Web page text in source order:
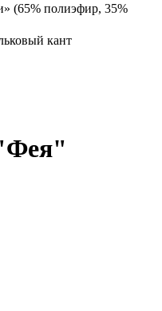
(65% полиэфир, 35%
кант